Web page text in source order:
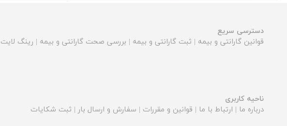
دسترسی سریع
قوانین گارانتی و بیمه | ثبت گارانتی و بیمه | بررسی صحت گارانتی و بیمه | رینگ لایت
ناحیه کاربری
درباره ما | ارتباط با ما | قوانین و مقررات | سفارش و ارسال بار | ثبت شکایات